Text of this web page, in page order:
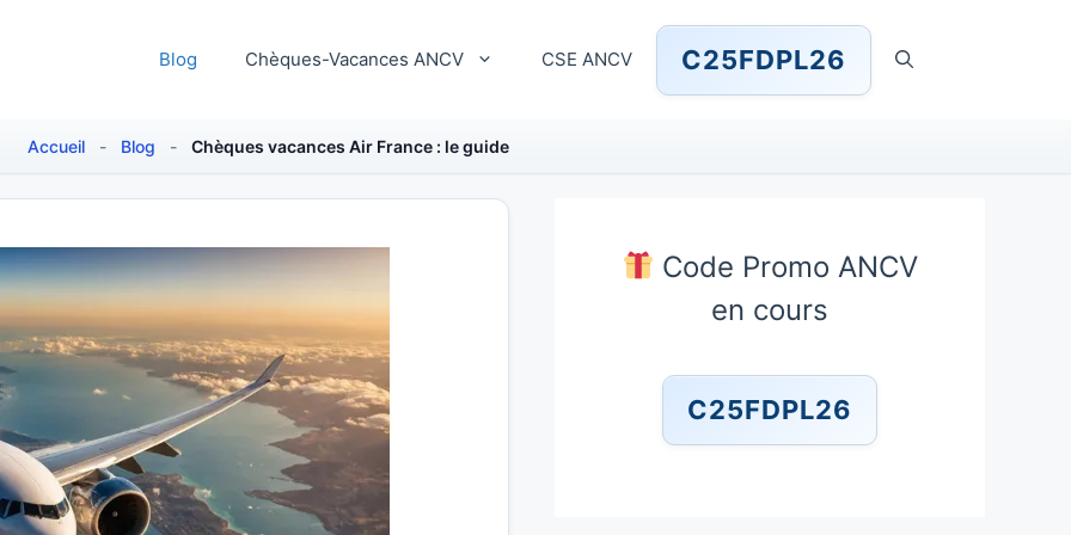
Blog Chèques-Vacances ANCV CSE ANCV C25FDPL26
Accueil - Blog - Chèques vacances Air France : le guide
Code Promo ANCV
en cours
C25FDPL26